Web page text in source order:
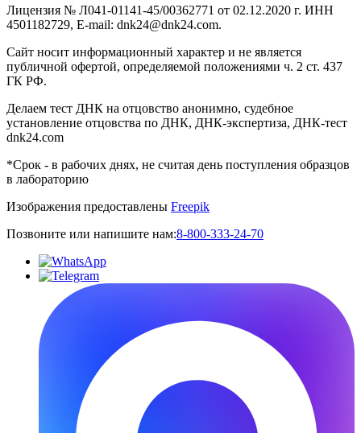
Лицензия № Л041-01141-45/00362771 от 02.12.2020 г. ИНН
4501182729, E-mail: dnk24@dnk24.com.
Сайт носит информационный характер и не является
публичной офертой, определяемой положениями ч. 2 ст. 437
ГК РФ.
Делаем тест ДНК на отцовство анонимно, судебное
установление отцовства по ДНК, ДНК-экспертиза, ДНК-тест
dnk24.com
*Срок - в рабочих днях, не считая день поступления образцов
в лабораторию
Изображения предоставлены Freepik
Позвоните или напишите нам:8-800-333-24-70